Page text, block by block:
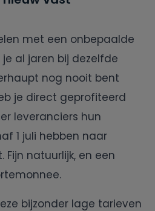
met een onbepaalde
al jaren bij dezelfde
nog nooit bent
je direct geprofiteerd
leveranciers hun
1 juli hebben naar
natuurlijk, en een
bijzonder lage tarieven